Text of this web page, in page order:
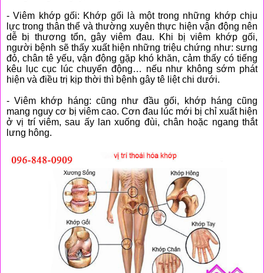
- Viêm khớp gối: Khớp gối là một trong những khớp chịu
lực trong thân thể và thường xuyên thực hiện vận động nên
dễ bị thương tổn, gây viêm đau. Khi bị viêm khớp gối,
người bệnh sẽ thấy xuất hiện những triệu chứng như: sưng
đỏ, chân tê yếu, vận động gặp khó khăn, cảm thấy có tiếng
kêu lục cục lúc chuyển động… nếu như không sớm phát
hiện và điều trị kịp thời thì bệnh gây tê liệt chi dưới.
- Viêm khớp háng: cũng như đầu gối, khớp háng cũng
mang nguy cơ bị viêm cao. Cơn đau lúc mới bị chỉ xuất hiện
ở vị trí viêm, sau ấy lan xuống đùi, chân hoặc ngang thắt
lưng hông.